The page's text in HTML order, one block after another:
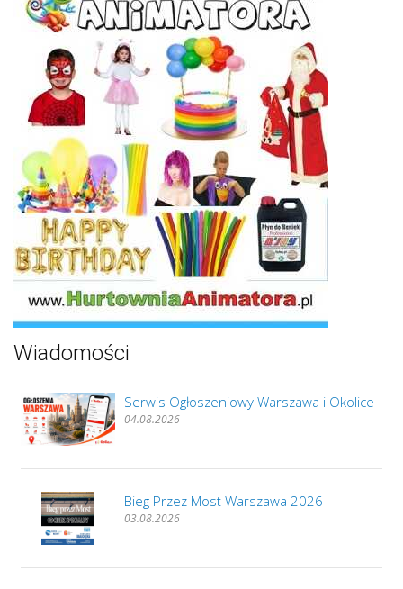
Wiadomości
Serwis Ogłoszeniowy Warszawa i Okolice
04.08.2026
Bieg Przez Most Warszawa 2026
03.08.2026